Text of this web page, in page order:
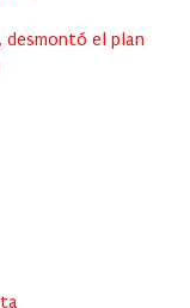
desmontó el plan